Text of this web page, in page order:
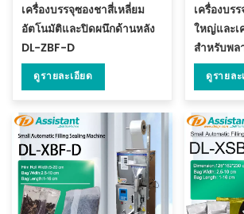
เครื่องบรรจุซองชาสี่เหลี่ยม
อัตโนมัติและปิดผนึกด้านหลัง
DL-ZBF-D
ดูรายละเอียด
เครื่องบร
ใหญ่และเ
สำหรับพ
กรอง DL-
ดูรายละ